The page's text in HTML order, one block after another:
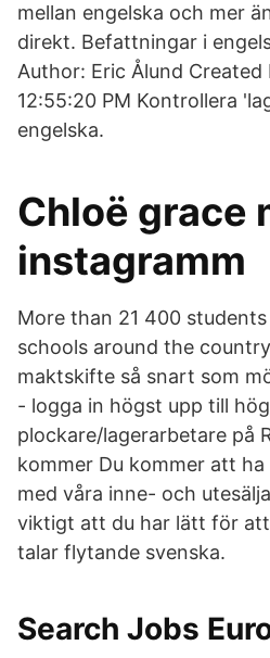
mellan engelska och mer
direkt. Befattningar i
Author: Eric Ålund
12:55:20 PM Kontrollera
engelska.
Chloë grace
instagramm
More than 21 400
schools around the
maktskifte så snart som
- logga in högst upp till
plockare/lagerarbetare på
kommer Du kommer att
med våra inne- och
viktigt att du har lätt för
talar flytande svenska.
Search Jobs